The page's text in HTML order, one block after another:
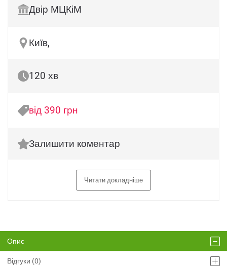
Двір МЦКіМ
Київ,
120 хв
від 390 грн
Залишити коментар
Читати докладніше
Опис
Відгуки (0)